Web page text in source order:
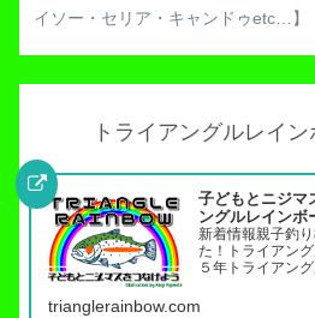
イソー・セリア・キャンドゥetc…】
トライアングルレイン
子どもとニジマ
ングルレインボ
新着情報親子釣
た！トライアン
５年トライアン
月〜１２月）令
trianglerainbow.com